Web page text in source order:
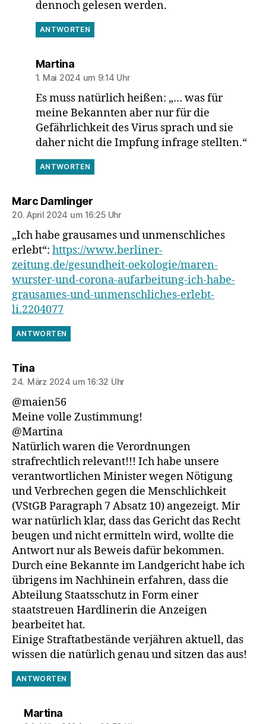
dennoch gelesen werden.
ANTWORTEN
Martinasagt:
1. Mai 2024 um 9:14 Uhr
Es muss natürlich heißen: „… was für
meine Bekannten aber nur für die
Gefährlichkeit des Virus sprach und sie
daher nicht die Impfung infrage stellten.“
ANTWORTEN
Marc Damlingersagt:
20. April 2024 um 16:25 Uhr
„Ich habe grausames und unmenschliches
erlebt“: https://www.berliner-
zeitung.de/gesundheit-oekologie/maren-
wurster-und-corona-aufarbeitung-ich-habe-
grausames-und-unmenschliches-erlebt-
li.2204077
ANTWORTEN
Tinasagt:
24. März 2024 um 16:32 Uhr
@maien56
Meine volle Zustimmung!
@Martina
Natürlich waren die Verordnungen
strafrechtlich relevant!!! Ich habe unsere
verantwortlichen Minister wegen Nötigung
und Verbrechen gegen die Menschlichkeit
(VStGB Paragraph 7 Absatz 10) angezeigt. Mir
war natürlich klar, dass das Gericht das Recht
beugen und nicht ermitteln wird, wollte die
Antwort nur als Beweis dafür bekommen.
Durch eine Bekannte im Landgericht habe ich
übrigens im Nachhinein erfahren, dass die
Abteilung Staatsschutz in Form einer
staatstreuen Hardlinerin die Anzeigen
bearbeitet hat.
Einige Straftatbestände verjähren aktuell, das
wissen die natürlich genau und sitzen das aus!
ANTWORTEN
Martinasagt: